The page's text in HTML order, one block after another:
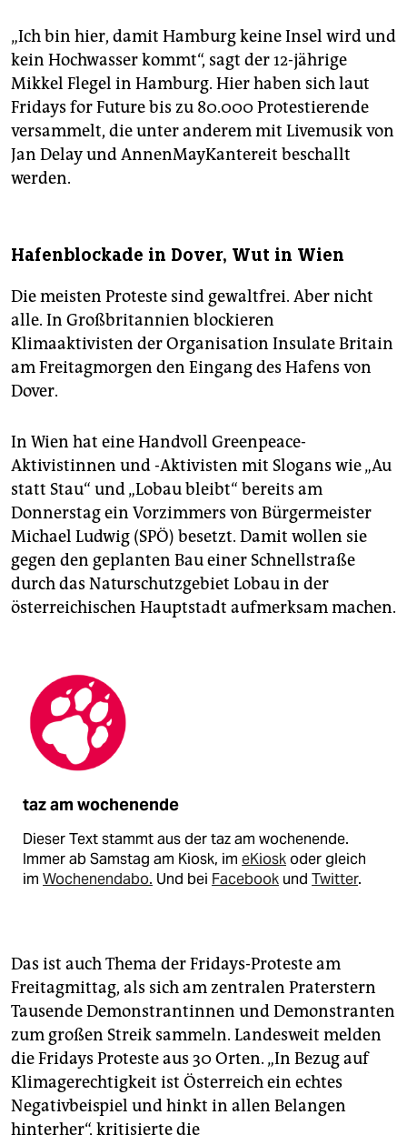
„Ich bin hier, damit Hamburg keine Insel wird und
kein Hochwasser kommt“, sagt der 12-jährige
Mikkel Flegel in Hamburg. Hier haben sich laut
Fridays for Future bis zu 80.000 Protestierende
versammelt, die unter anderem mit Livemusik von
Jan Delay und AnnenMayKantereit beschallt
werden.
Hafenblockade in Dover, Wut in Wien
Die meisten Proteste sind gewaltfrei. Aber nicht
alle. In Großbritannien blockieren
Klimaaktivisten der Organisation Insulate Britain
am Freitagmorgen den Eingang des Hafens von
Dover.
In Wien hat eine Handvoll Greenpeace-
Aktivistinnen und -Aktivisten mit Slogans wie „Au
statt Stau“ und „Lobau bleibt“ bereits am
Donnerstag ein Vorzimmers von Bürgermeister
Michael Ludwig (SPÖ) besetzt. Damit wollen sie
gegen den geplanten Bau einer Schnellstraße
durch das Naturschutzgebiet Lobau in der
österreichischen Hauptstadt aufmerksam machen.
taz am wochenende
Dieser Text stammt aus der taz am wochenende.
Immer ab Samstag am Kiosk, im eKioskoder gleich
im Wochenendabo. Und bei Facebook und Twitter.
Das ist auch Thema der Fridays-Proteste am
Freitagmittag, als sich am zentralen Praterstern
Tausende Demonstrantinnen und Demonstranten
zum großen Streik sammeln. Landesweit melden
die Fridays Proteste aus 30 Orten. „In Bezug auf
Klimagerechtigkeit ist Österreich ein echtes
Negativbeispiel und hinkt in allen Belangen
hinterher“, kritisierte die